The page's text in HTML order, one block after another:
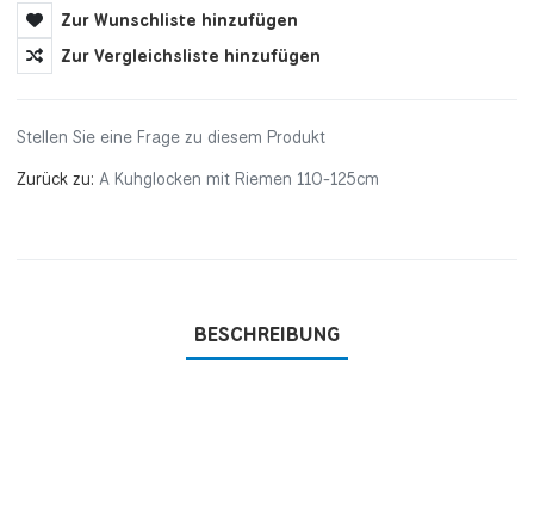
Zur Wunschliste hinzufügen
Zur Vergleichsliste hinzufügen
Stellen Sie eine Frage zu diesem Produkt
Zurück zu: A Kuhglocken mit Riemen 110-125cm
BESCHREIBUNG